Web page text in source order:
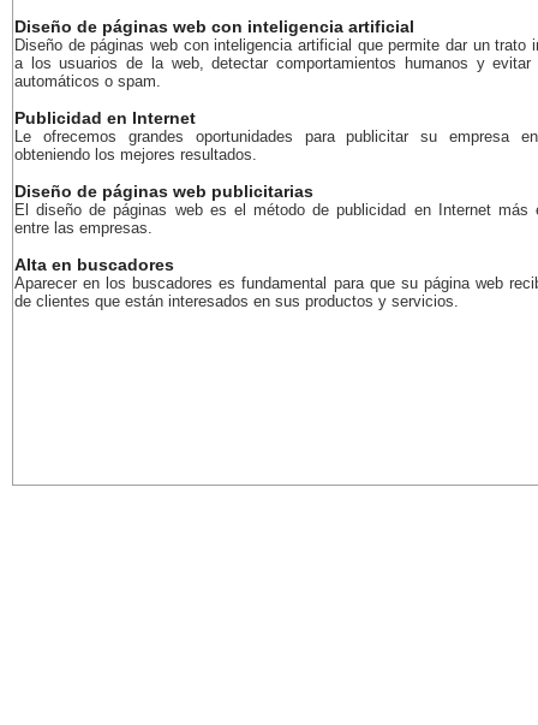
Diseño de páginas web con inteligencia artificial
Diseño de páginas web con inteligencia artificial que permite dar un trato
a los usuarios de la web, detectar comportamientos humanos y evitar
automáticos o spam.
Publicidad en Internet
Le ofrecemos grandes oportunidades para publicitar su empresa
obteniendo los mejores resultados.
Diseño de páginas web publicitarias
El diseño de páginas web es el método de publicidad en Internet más
entre las empresas.
Alta en buscadores
Aparecer en los buscadores es fundamental para que su página web
de clientes que están interesados en sus productos y servicios.